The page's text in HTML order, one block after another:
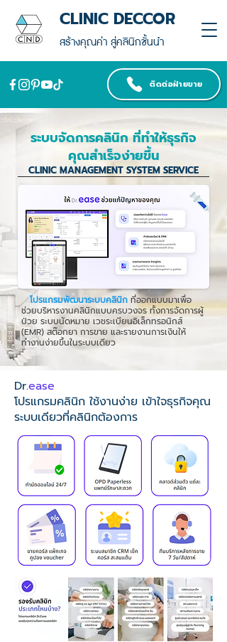
สร้างคุณค่า สู่คลินิกชั้นนำ
CLINIC DECCOR
ติดต่อฝ่ายขาย
ระบบจัดการคลินิก ที่ทำให้ธุรกิจ
คุณสำเร็จง่ายขึ้น
CLINIC MANAGEMENT SYSTEM SERVICE
โปรแกรมพัฒนาระบบคลินิก ที่ออกแบบมาเพื่อ
ช่วยบริหารงานคลินิกแบบครบวงจร ทั้งการจัดการผู้
ป่วย ระบบนัดหมาย เวชระเบียนอิเล็กทรอนิกส์
(EMR) สต๊อกยา การขาย และรายงานการเงินให้
ทำงานง่ายขึ้นในระบบเดียว
Dr.ease
โปรแกรมคลินิก ใช้งานง่าย เข้าใจธุรกิจคุณ
ระบบเดียวที่คลินิกต้องการ